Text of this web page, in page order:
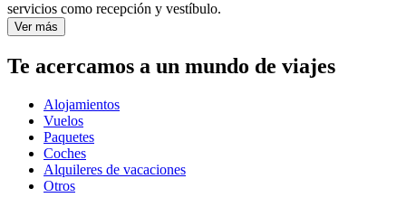
servicios como recepción y vestíbulo.
Ver más
Te acercamos a un mundo de viajes
Alojamientos
Vuelos
Paquetes
Coches
Alquileres de vacaciones
Otros